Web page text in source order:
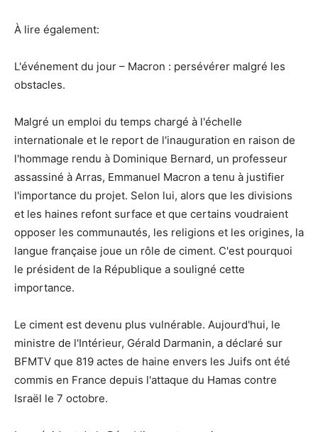
À lire également:
L'événement du jour – Macron : persévérer malgré les
obstacles.
Malgré un emploi du temps chargé à l'échelle
internationale et le report de l'inauguration en raison de
l'hommage rendu à Dominique Bernard, un professeur
assassiné à Arras, Emmanuel Macron a tenu à justifier
l'importance du projet. Selon lui, alors que les divisions
et les haines refont surface et que certains voudraient
opposer les communautés, les religions et les origines, la
langue française joue un rôle de ciment. C'est pourquoi
le président de la République a souligné cette
importance.
Le ciment est devenu plus vulnérable. Aujourd'hui, le
ministre de l'Intérieur, Gérald Darmanin, a déclaré sur
BFMTV que 819 actes de haine envers les Juifs ont été
commis en France depuis l'attaque du Hamas contre
Israël le 7 octobre.